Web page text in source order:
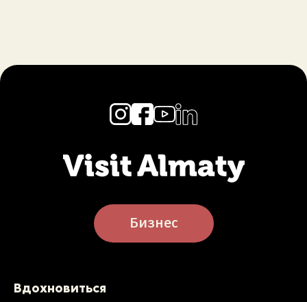
Бизнес
Вдохновиться